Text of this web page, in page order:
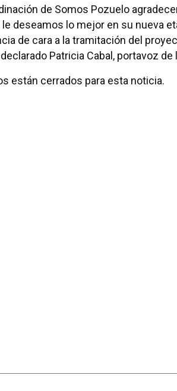
de Somos Pozuelo
deseamos lo mejor en su nueva
de cara a la tramitación del
Patricia Cabal, portavoz
están cerrados para esta noticia.